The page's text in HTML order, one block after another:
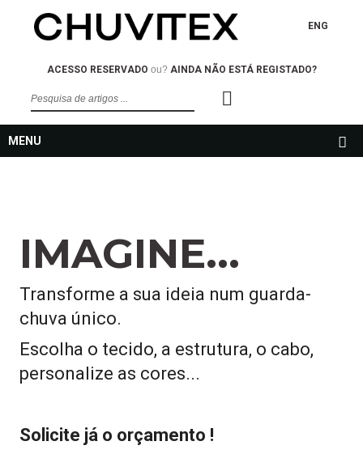
ENG
ACESSO RESERVADO ou? AINDA NÃO ESTÁ REGISTADO?
MENU
IMAGINE...
Transforme a sua ideia num guarda-
chuva único.
Escolha o tecido, a estrutura, o cabo,
personalize as cores...
Solicite já o orçamento !